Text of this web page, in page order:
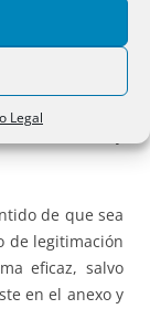
Legal
decir que de
que son
caso esta
de que sea
de legitimación
eficaz, salvo
en el anexo y